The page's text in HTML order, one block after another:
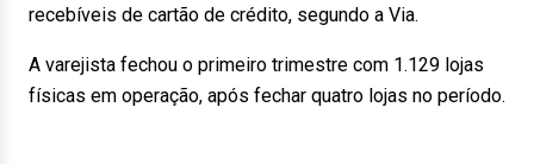
recebíveis de cartão de crédito, segundo a Via.
A varejista fechou o primeiro trimestre com 1.129 lojas
físicas em operação, após fechar quatro lojas no período.